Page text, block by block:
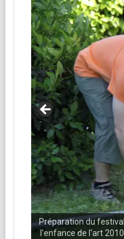
Préparation du festival
l'enfance de l'art 2010